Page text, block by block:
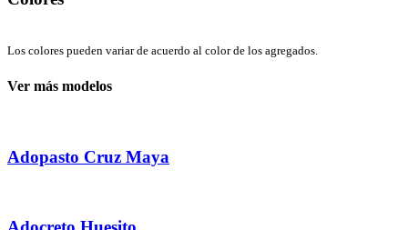
Los colores pueden variar de acuerdo al color de los agregados.
Ver más modelos
Adopasto Cruz Maya